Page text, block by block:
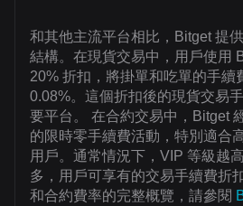
和其他主流平台相比，Bitget 提
結構。在現貨交易中，用戶使用
20% 折扣，將掛單和吃單的手續
0.08%。這個折扣後的現貨交易
要平台。 在合約交易中，Bitget
的限時零手續費活動，特別適合
用戶。通常情況下，VIP 等級越
多，用戶可享有的交易手續費折
和合約費率的完整概覽，請參閱